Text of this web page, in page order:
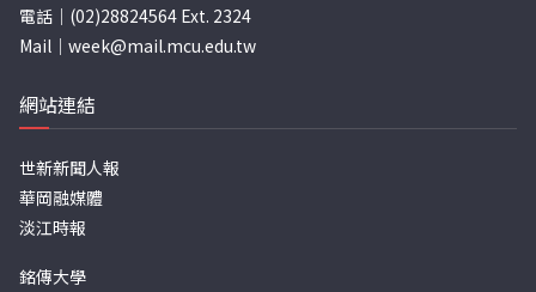
電話｜(02)28824564 Ext. 2324
Mail｜ week@mail.mcu.edu.tw
網站連結
世新新聞人報
華岡融媒體
淡江時報
銘傳大學